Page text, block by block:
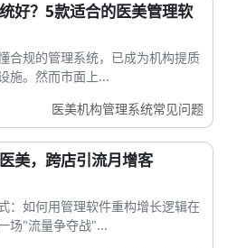
好？5款适合的医美管理软
合规的管理系统，已成为机构提质
施。然而市面上...
医美机构管理系统常见问题
美，跨店引流月增客
：如何用管理软件重构增长逻辑在
场"流量争夺战"...